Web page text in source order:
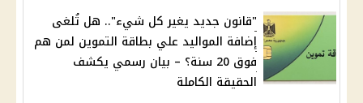
"قانون جديد يغير كل شيء".. هل تُلغى
إضافة المواليد علي بطاقة التموين لمن هم
فوق 20 سنة؟ – بيان رسمي يكشف
الحقيقة الكاملة